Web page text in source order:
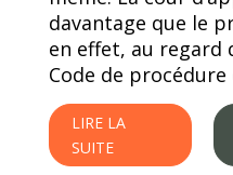
davantage que le
en effet, au regard
Code de
LIRE LA
SUITE